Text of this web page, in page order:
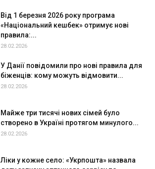
Від 1 березня 2026 року програма
«Національний кешбек» отримує нові
правила:...
28.02.2026
У Данії повідомили про нові правила для
біженців: кому можуть відмовити...
28.02.2026
Майже три тисячі нових сімей було
створено в Україні протягом минулого...
28.02.2026
Ліки у кожне село: «Укрпошта» назвала